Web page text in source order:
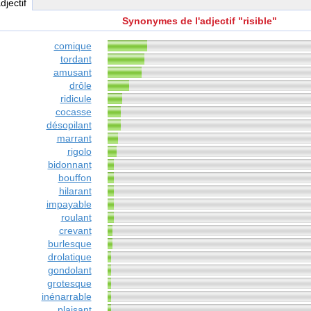
Synonymes de l'adjectif "risible"
comique
tordant
amusant
drôle
ridicule
cocasse
désopilant
marrant
rigolo
bidonnant
bouffon
hilarant
impayable
roulant
crevant
burlesque
drolatique
gondolant
grotesque
inénarrable